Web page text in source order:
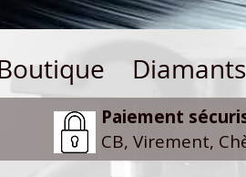
Diamants
Paiement
CB, Virement,